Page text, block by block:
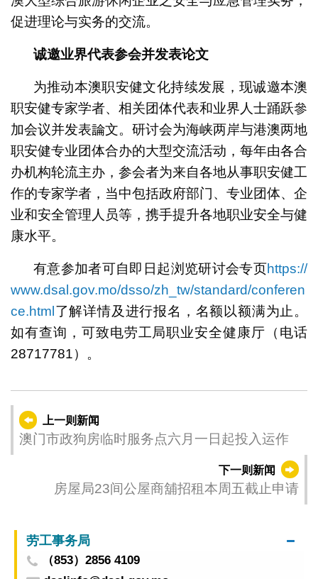
促进理论与实务的交流。
诚邀业界代表参会并发表论文
为推动本澳职安健文化持续发展，现诚邀本澳
职安健专家学者、相关团体代表和业界人士踊跃參
加会议并发表論文。研讨会为海峡两岸与港澳两地
职安健专业团体合办的大型交流活动，每年由各合
办机构轮流主办，参会者为来自各地从事职安健工
作的专家学者，当中包括政府部门、专业团体、企
业和安全管理人员等，携手提升各地职业安全与健
康水平。
有意参加者可自即日起浏览研讨会专页https://
www.dsal.gov.mo/dsso/zh_tw/standard/conferen
ce.html 了解详情及进行报名，名额以额满为止。
如有查询，可致电劳工局职业安全健康厅（电话
28717781）。
上一则新闻
澳门市政狗房临时服务点六月一日起投入运作
下一则新闻
房屋局23间公屋商舖招租本周五截止申请
劳工事务局
（853）2856 4109